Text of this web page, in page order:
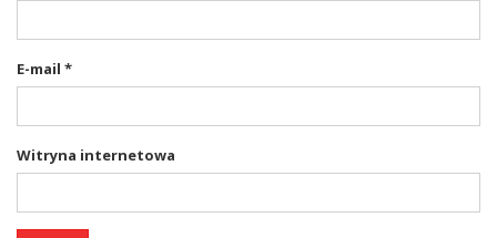
E-mail *
Witryna internetowa